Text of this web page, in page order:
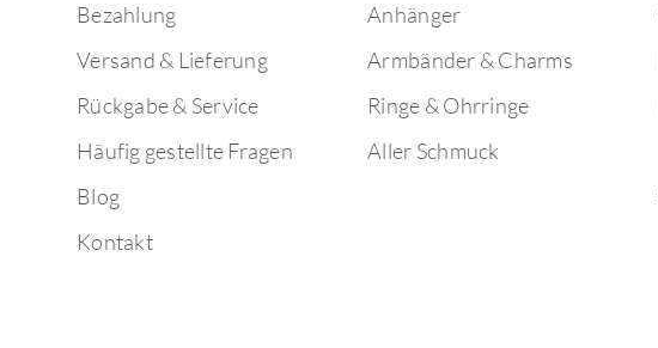
Bezahlung
Versand & Lieferung
Rückgabe & Service
Häufig gestellte Fragen
Blog
Kontakt
Anhänger
Armbänder & Charms
Ringe & Ohrringe
Aller Schmuck